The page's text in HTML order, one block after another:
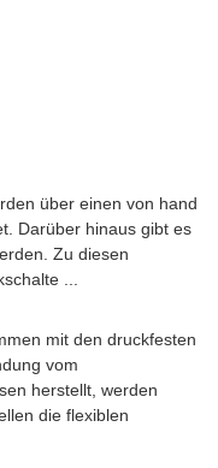
über einen von hand
Darüber hinaus gibt es
Zu diesen
...
mit den druckfesten
vom
herstellt, werden
die flexiblen